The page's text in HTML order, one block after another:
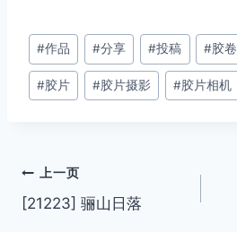
文
章
标
#作品 #分享 #投稿 #胶卷
#胶片 #胶片摄影 #胶片相机
文
章
上一页
[21223] 骊山日落